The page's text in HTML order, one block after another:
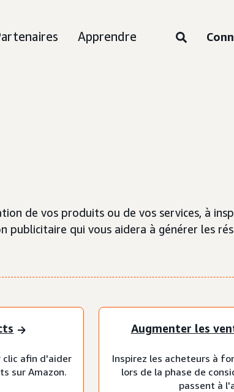
Apprendre
de vos produits ou de vos services, à
qui vous aidera à générer les
clic afin d'aider
sur Amazon.
Augmenter les
Inspirez les acheteurs à
lors de la phase de
passent à